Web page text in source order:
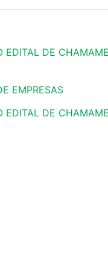
EDITAL DE
EMPRESAS
EDITAL DE